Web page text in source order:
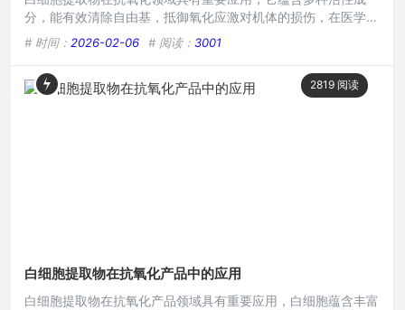
分，能有效清除自由基，抵御氧化应激对机体的损伤，在医学、
保健等多方面展现出潜在价值，可用于研发抗氧化药物、护肤品
等，为延缓衰老、防治氧化相关疾病提供新的途径与可能，有望
为人们的健康带来积极影响。在当今对健康和美容领域不断探索
的进程中，白细胞提取物因其独特的抗氧化特性逐渐受到关注，
# 时间： 2026-02-06 # 阅读： 3001
2819 阅读
白细胞提取物在抗氧化产品中的应用
白细胞提取物在抗氧化产品领域具有重要应用，白细胞蕴含丰富